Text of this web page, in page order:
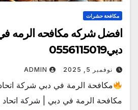
مكافحة حشرات
افضل شركه مكافحه الرمه
دبي0556115019
نوفمبر 5, 2025 ADMIN
مكافحة الرمة في دبي شركة
مكافحة الرمة في دبي | شركة اتحاد